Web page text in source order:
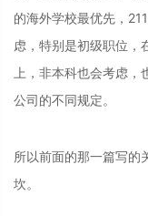
的海外学校最优先，
虑，特别是初级职位，
上，非本科也会考虑
公司的不同规定。
所以前面的那一篇写的
坎。